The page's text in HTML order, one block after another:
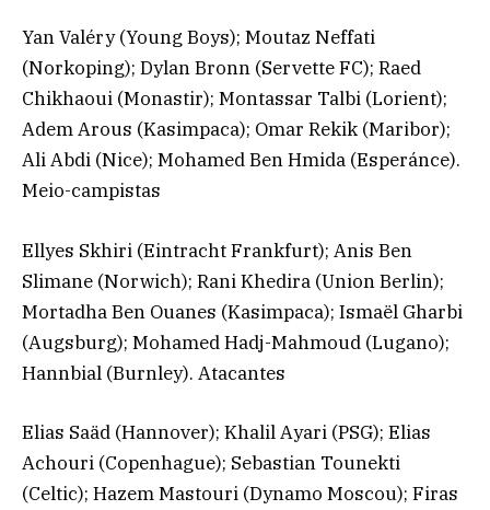
Yan Valéry (Young Boys); Moutaz Neffati
(Norkoping); Dylan Bronn (Servette FC); Raed
Chikhaoui (Monastir); Montassar Talbi (Lorient);
Adem Arous (Kasimpaca); Omar Rekik (Maribor);
Ali Abdi (Nice); Mohamed Ben Hmida (Esperánce).
Meio-campistas
Ellyes Skhiri (Eintracht Frankfurt); Anis Ben
Slimane (Norwich); Rani Khedira (Union Berlin);
Mortadha Ben Ouanes (Kasimpaca); Ismaël Gharbi
(Augsburg); Mohamed Hadj-Mahmoud (Lugano);
Hannbial (Burnley). Atacantes
Elias Saäd (Hannover); Khalil Ayari (PSG); Elias
Achouri (Copenhague); Sebastian Tounekti
(Celtic); Hazem Mastouri (Dynamo Moscou); Firas